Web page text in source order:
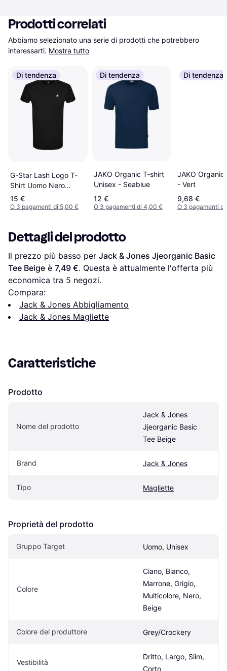
Prodotti correlati
Abbiamo selezionato una serie di prodotti che potrebbero
interessarti. Mostra tutto
Di tendenza
G-Star Lash Logo T-
Shirt Uomo Nero
D16396-B353-6484
15 €
O 3 pagamenti di 5,00 €
Di tendenza
JAKO Organic T-shirt
Unisex - Seablue
12 €
O 3 pagamenti di 4,00 €
Di tendenza
JAKO Organic
- Vert
9,68 €
O 3 pagamenti
Dettagli del prodotto
Il prezzo più basso per Jack & Jones Jjeorganic Basic
Tee Beige è 7,49 €. Questa è attualmente l'offerta più
economica tra 5 negozi.
Compara:
Jack & Jones Abbigliamento
Jack & Jones Magliette
Caratteristiche
Prodotto
Nome del prodotto
Jack & Jones
Jjeorganic Basic
Tee Beige
Brand Jack & Jones
Tipo Magliette
Proprietà del prodotto
Gruppo Target Uomo, Unisex
Colore
Ciano, Bianco,
Marrone, Grigio,
Multicolore, Nero,
Beige
Colore del produttore Grey/Crockery
Vestibilità
Dritto, Largo, Slim,
Corto